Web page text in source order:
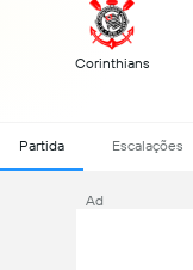
Corinthians
Partida Escalações
Ad